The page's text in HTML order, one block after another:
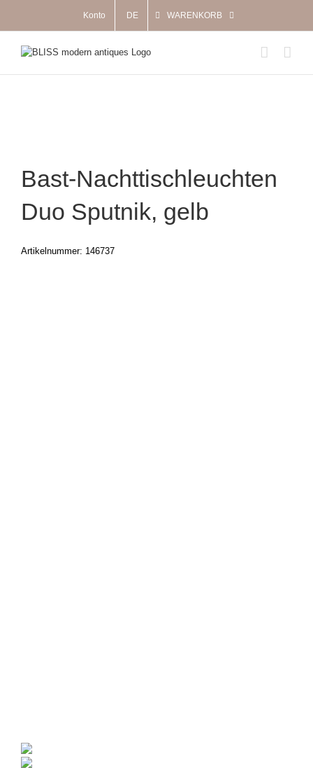
springen
Konto DE WARENKORB
Bast-Nachttischleuchten
Duo Sputnik, gelb
Artikelnummer: 146737